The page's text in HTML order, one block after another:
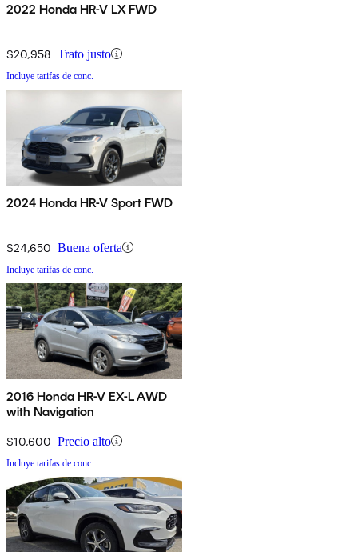
2022 Honda HR-V LX FWD
$20,958 Trato justo
Incluye tarifas de conc.
2024 Honda HR-V Sport FWD
$24,650 Buena oferta
Incluye tarifas de conc.
2016 Honda HR-V EX-L AWD
with Navigation
$10,600 Precio alto
Incluye tarifas de conc.